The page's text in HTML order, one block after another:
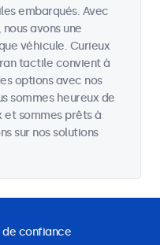
embarqués. Avec
avons une
véhicule. Curieux
tactile convient à
options avec nos
sommes heureux de
et sommes prêts à
sur nos solutions
confiance